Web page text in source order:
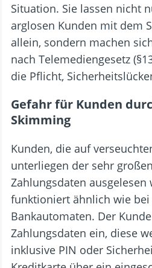
Situation. Sie lassen nicht
arglosen Kunden mit dem
allein, sondern machen
nach Telemediengesetz
die Pflicht,
Gefahr für Kunden
Skimming
Kunden, die auf
unterliegen der sehr
Zahlungsdaten ausgelesen
funktioniert ähnlich wie
Bankautomaten. Der
Zahlungsdaten ein, diese
inklusive PIN oder